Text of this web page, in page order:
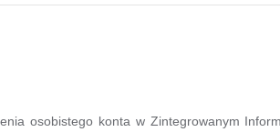
osobistego konta w Zintegrowanym